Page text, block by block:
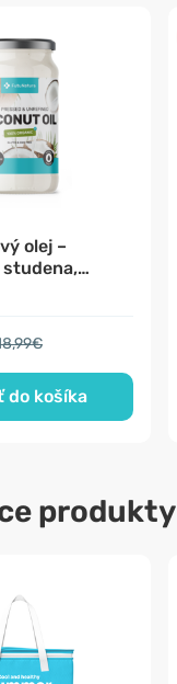
olej –
studena,
do košíka
produkty